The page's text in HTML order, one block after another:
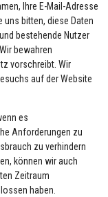
Ihre E-Mail-Adresse
bitten, diese Daten
bestehende Nutzer
bewahren
vorschreibt. Wir
auf der Website
es
Anforderungen zu
zu verhindern
können wir auch
Zeitraum
haben.